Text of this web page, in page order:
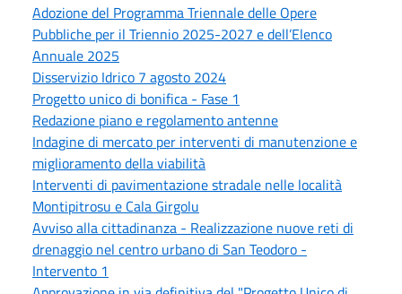
Adozione del Programma Triennale delle Opere
Pubbliche per il Triennio 2025-2027 e dell’Elenco
Annuale 2025
Disservizio Idrico 7 agosto 2024
Progetto unico di bonifica - Fase 1
Redazione piano e regolamento antenne
Indagine di mercato per interventi di manutenzione e
miglioramento della viabilità
Interventi di pavimentazione stradale nelle località
Montipitrosu e Cala Girgolu
Avviso alla cittadinanza - Realizzazione nuove reti di
drenaggio nel centro urbano di San Teodoro -
Intervento 1